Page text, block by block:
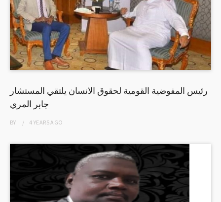
رئيس المفوضية القومية لحقوق الانسان يلتقي المستشار
جابر المري
BY 4 YEARSAGO